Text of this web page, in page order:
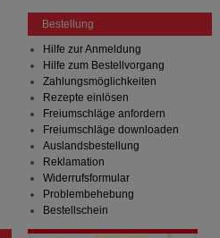
Bestellung
Hilfe zur Anmeldung
Hilfe zum Bestellvorgang
Zahlungsmöglichkeiten
Rezepte einlösen
Freiumschläge anfordern
Freiumschläge downloaden
Auslandsbestellung
Reklamation
Widerrufsformular
Problembehebung
Bestellschein